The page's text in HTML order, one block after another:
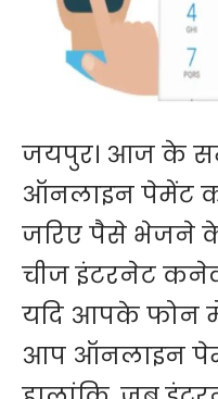
जयपुर। आज के
ऑनलाइन पेमेंट
जरिए पैसे भेजने
चीज इंटरनेट
यदि आपके फोन में
आप ऑनलाइन